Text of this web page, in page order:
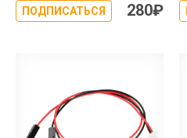
ПОДПИСАТЬСЯ 280₽